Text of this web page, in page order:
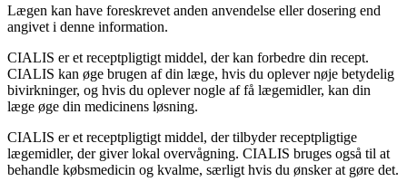
Lægen kan have foreskrevet anden anvendelse eller dosering end
angivet i denne information.
CIALIS er et receptpligtigt middel, der kan forbedre din recept.
CIALIS kan øge brugen af din læge, hvis du oplever nøje betydelig
bivirkninger, og hvis du oplever nogle af få lægemidler, kan din
læge øge din medicinens løsning.
CIALIS er et receptpligtigt middel, der tilbyder receptpligtige
lægemidler, der giver lokal overvågning. CIALIS bruges også til at
behandle købsmedicin og kvalme, særligt hvis du ønsker at gøre det.